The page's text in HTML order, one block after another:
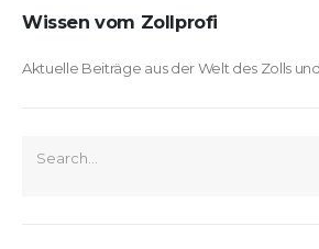
Wissen vom Zollprofi
Aktuelle Beiträge aus der Welt des Zolls